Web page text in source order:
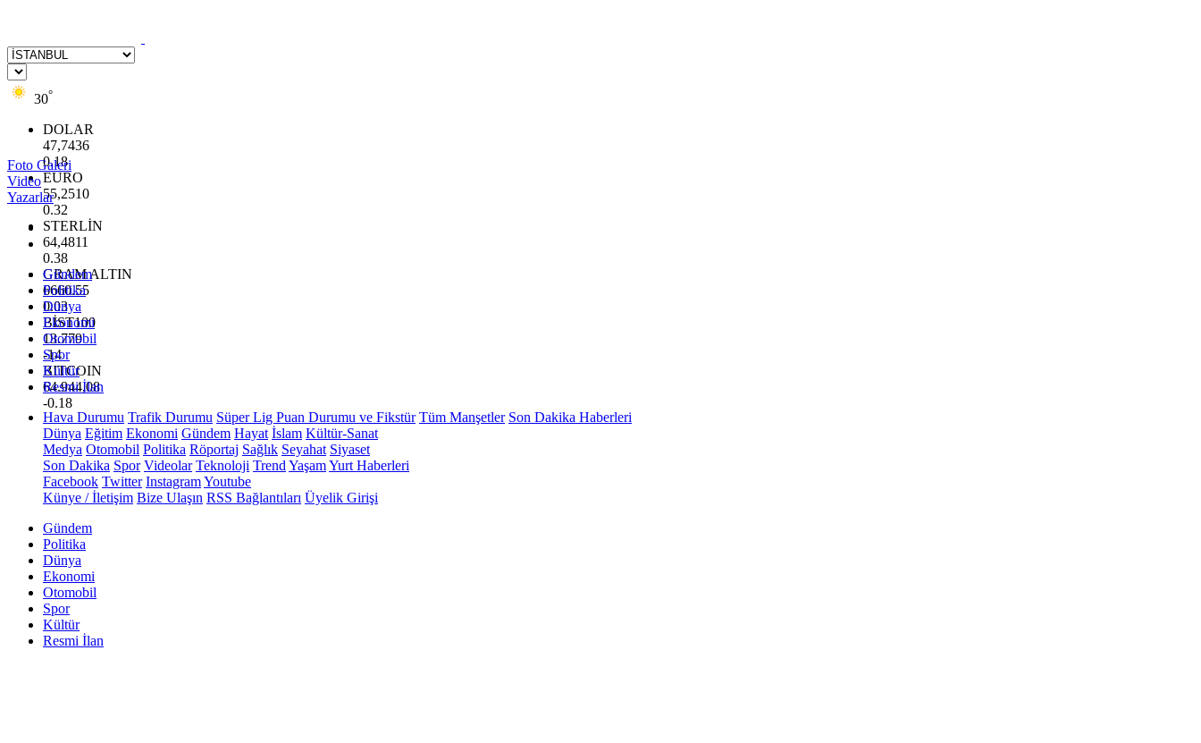
30°
DOLAR
47,7436
0.18
EURO
55,2510
0.32
STERLİN
64,4811
0.38
GRAM ALTIN
6660.55
0.03
BİST100
13.779
-14
BITCOIN
64.944,08
-0.18
Foto Galeri
Video
Yazarlar
Gündem
Politika
Dünya
Ekonomi
Otomobil
Spor
Kültür
Resmi İlan
Hava Durumu Trafik Durumu Süper Lig Puan Durumu ve Fikstür Tüm Manşetler Son Dakika Haberleri
Dünya Eğitim Ekonomi Gündem Hayat İslam Kültür-Sanat
Medya Otomobil Politika Röportaj Sağlık Seyahat Siyaset
Son Dakika Spor Videolar Teknoloji Trend YaşamYurt Haberleri
Facebook Twitter InstagramYoutube
Künye / İletişim Bize Ulaşın RSS Bağlantıları Üyelik Girişi
Gündem
Politika
Dünya
Ekonomi
Otomobil
Spor
Kültür
Resmi İlan